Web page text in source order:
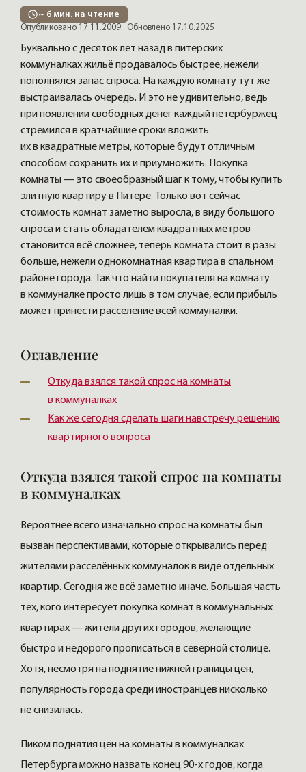
~ 6 мин. на чтение
Опубликовано 17.11.2009. Обновлено 17.10.2025
Буквально с десяток лет назад в питерских
коммуналках жильё продавалось быстрее, нежели
пополнялся запас спроса. На каждую комнату тут же
выстраивалась очередь. И это не удивительно, ведь
при появлении свободных денег каждый петербуржец
стремился в кратчайшие сроки вложить
их в квадратные метры, которые будут отличным
способом сохранить их и приумножить. Покупка
комнаты — это своеобразный шаг к тому, чтобы купить
элитную квартиру в Питере. Только вот сейчас
стоимость комнат заметно выросла, в виду большого
спроса и стать обладателем квадратных метров
становится всё сложнее, теперь комната стоит в разы
больше, нежели однокомнатная квартира в спальном
районе города. Так что найти покупателя на комнату
в коммуналке просто лишь в том случае, если прибыль
может принести расселение всей коммуналки.
Оглавление
Откуда взялся такой спрос на комнаты
в коммуналках
Как же сегодня сделать шаги навстречу решению
квартирного вопроса
Откуда взялся такой спрос на комнаты
в коммуналках
Вероятнее всего изначально спрос на комнаты был
вызван перспективами, которые открывались перед
жителями расселённых коммуналок в виде отдельных
квартир. Сегодня же всё заметно иначе. Большая часть
тех, кого интересует покупка комнат в коммунальных
квартирах — жители других городов, желающие
быстро и недорого прописаться в северной столице.
Хотя, несмотря на поднятие нижней границы цен,
популярность города среди иностранцев нисколько
не снизилась.
Пиком поднятия цен на комнаты в коммуналках
Петербурга можно назвать конец 90-х годов, когда